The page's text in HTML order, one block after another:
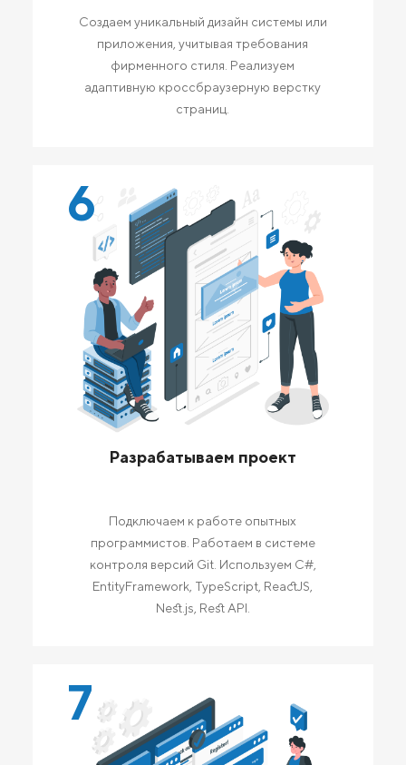
Создаем уникальный дизайн системы или
приложения, учитывая требования
фирменного стиля. Реализуем
адаптивную кроссбраузерную верстку
страниц.
6
Разрабатываем проект
Подключаем к работе опытных
программистов. Работаем в системе
контроля версий Git. Используем C#,
EntityFramework, TypeScript, ReactJS,
Nest.js, Rest API.
7